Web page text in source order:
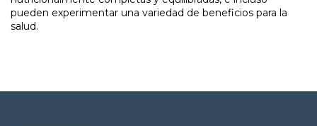
pueden experimentar una variedad de beneficios para la
salud.